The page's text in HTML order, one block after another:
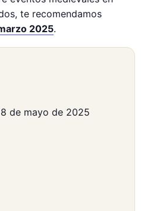
te recomendamos
2025.
de mayo de 2025